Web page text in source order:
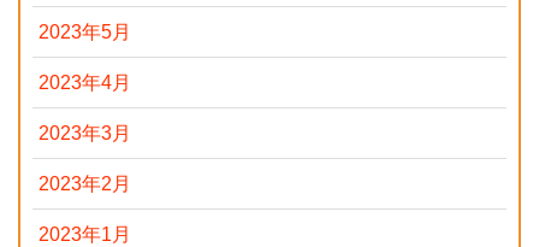
2023年5月
2023年4月
2023年3月
2023年2月
2023年1月